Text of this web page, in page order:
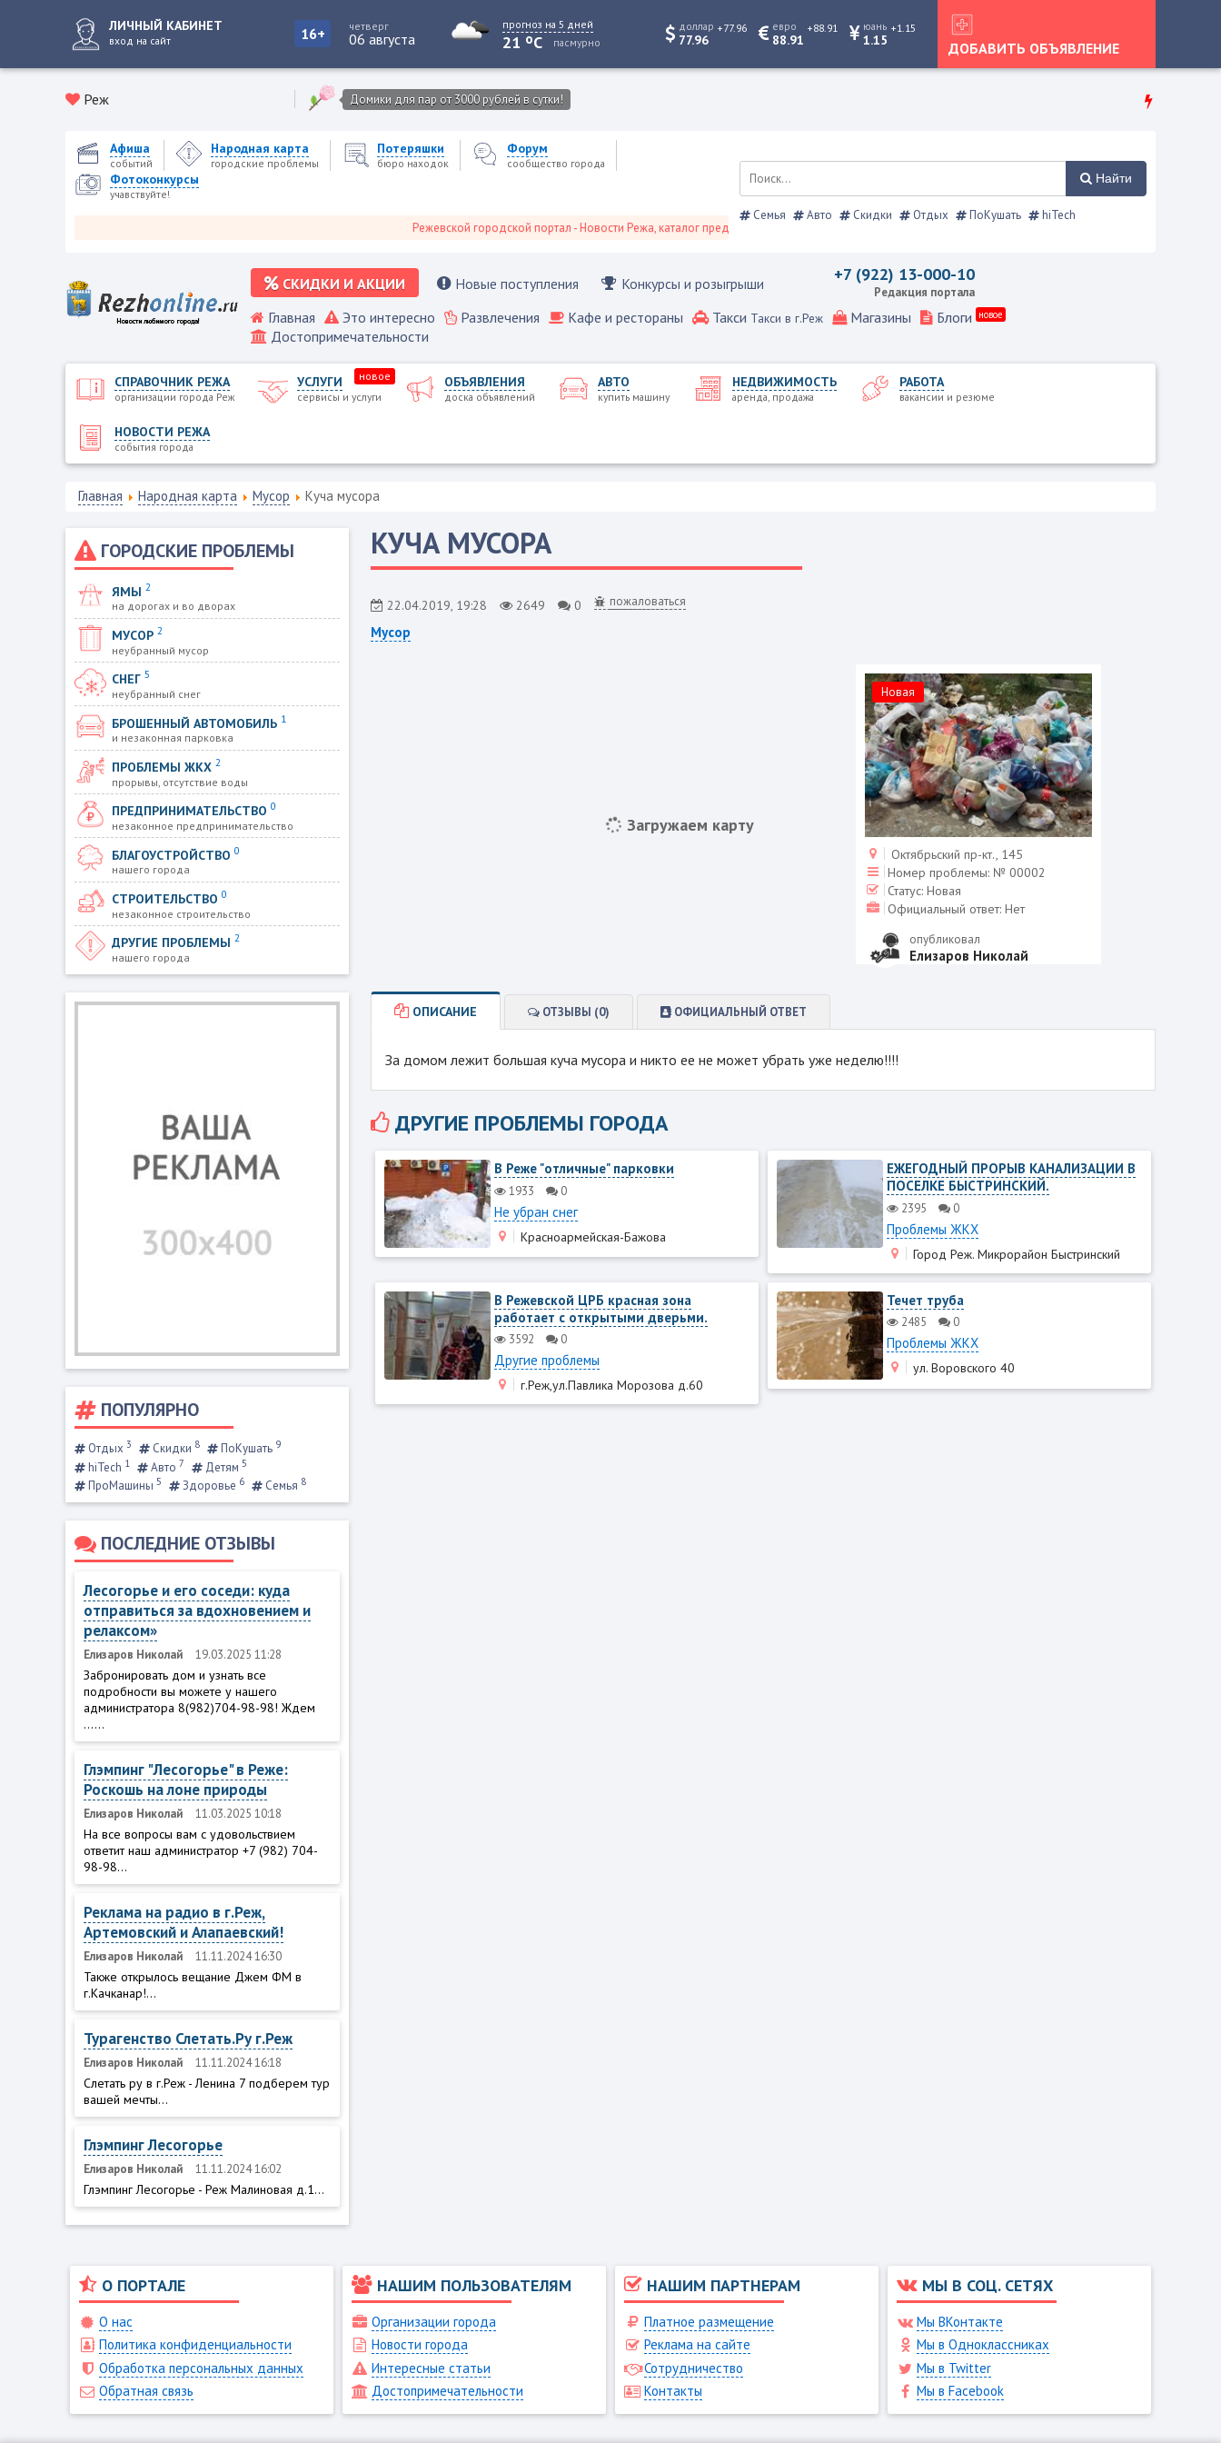
ЛИЧНЫЙ КАБИНЕТ
вход на сайт 16+ четверг
06 августа
прогноз на 5 дней
21 oC пасмурно
доллар
77.96
+77.96 евро
88.91
+88.91 юань
1.15
+1.15
ДОБАВИТЬ ОБЪЯВЛЕНИЕ
Реж Домики для пар от 3000 рублей в сутки!
Афиша
событий
Народная карта
городские проблемы
Потеряшки
бюро находок
Форум
сообщество города
Фотоконкурсы
учавствуйте!
Режевской городской портал - Новости Режа, каталог предприятий, объявления, Режевской справочник
Найти
Семья Авто Скидки Отдых ПоКушать hiTech
СКИДКИ И АКЦИИ Новые поступления Конкурсы и розыгрыши +7 (922) 13-000-10
Редакция портала
Главная Это интересно Развлечения Кафе и рестораны Такси Такси в г.Реж Магазины Блоги новое
Достопримечательности
СПРАВОЧНИК РЕЖА
организации города Реж
УСЛУГИ
сервисы и услуги
новое ОБЪЯВЛЕНИЯ
доска объявлений
АВТО
купить машину
НЕДВИЖИМОСТЬ
аренда, продажа
РАБОТА
вакансии и резюме
НОВОСТИ РЕЖА
события города
Главная Народная карта Мусор Куча мусора
ГОРОДСКИЕ ПРОБЛЕМЫ
ЯМЫ 2
на дорогах и во дворах
МУСОР 2
неубранный мусор
СНЕГ 5
неубранный снег
БРОШЕННЫЙ АВТОМОБИЛЬ 1
и незаконная парковка
ПРОБЛЕМЫ ЖКХ 2
прорывы, отсутствие воды
ПРЕДПРИНИМАТЕЛЬСТВО 0
незаконное предпринимательство
БЛАГОУСТРОЙСТВО 0
нашего города
СТРОИТЕЛЬСТВО 0
незаконное строительство
ДРУГИЕ ПРОБЛЕМЫ 2
нашего города
ПОПУЛЯРНО
Отдых 3 Скидки 8 ПоКушать 9
hiTech 1 Авто 7 Детям 5
ПроМашины 5 Здоровье 6 Семья 8
ПОСЛЕДНИЕ ОТЗЫВЫ
Лесогорье и его соседи: куда
отправиться за вдохновением и
релаксом»
Елизаров Николай 19.03.2025 11:28
Забронировать дом и узнать все
подробности вы можете у нашего
администратора 8(982)704-98-98! Ждем
......
Глэмпинг "Лесогорье" в Реже:
Роскошь на лоне природы
Елизаров Николай 11.03.2025 10:18
На все вопросы вам с удовольствием
ответит наш администратор +7 (982) 704-
98-98...
Реклама на радио в г.Реж,
Артемовский и Алапаевский!
Елизаров Николай 11.11.2024 16:30
Также открылось вещание Джем ФМ в
г.Качканар!...
Турагенство Слетать.Ру г.Реж
Елизаров Николай 11.11.2024 16:18
Слетать ру в г.Реж - Ленина 7 подберем тур
вашей мечты...
Глэмпинг Лесогорье
Елизаров Николай 11.11.2024 16:02
Глэмпинг Лесогорье - Реж Малиновая д.1...
КУЧА МУСОРА
22.04.2019, 19:28 2649 0 пожаловаться
Мусор
Загружаем карту
Новая
Октябрьский пр-кт., 145
Номер проблемы: № 00002
Статус: Новая
Официальный ответ: Нет
опубликовал
Елизаров Николай
ОПИСАНИЕ ОТЗЫВЫ (0) ОФИЦИАЛЬНЫЙ ОТВЕТ
За домом лежит большая куча мусора и никто ее не может убрать уже неделю!!!!
ДРУГИЕ ПРОБЛЕМЫ ГОРОДА
В Реже "отличные" парковки
1933 0
Не убран снег
Красноармейская-Бажова
ЕЖЕГОДНЫЙ ПРОРЫВ КАНАЛИЗАЦИИ В
ПОСЕЛКЕ БЫСТРИНСКИЙ.
2395 0
Проблемы ЖКХ
Город Реж. Микрорайон Быстринский
В Режевской ЦРБ красная зона
работает с открытыми дверьми.
3592 0
Другие проблемы
г.Реж,ул.Павлика Морозова д.60
Течет труба
2485 0
Проблемы ЖКХ
ул. Воровского 40
О ПОРТАЛЕ
О нас
Политика конфиденциальности
Обработка персональных данных
Обратная связь
НАШИМ ПОЛЬЗОВАТЕЛЯМ
Организации города
Новости города
Интересные статьи
Достопримечательности
НАШИМ ПАРТНЕРАМ
Платное размещение
Реклама на сайте
Сотрудничество
Контакты
МЫ В СОЦ. СЕТЯХ
Мы ВКонтакте
Мы в Одноклассниках
Мы в Twitter
Мы в Facebook